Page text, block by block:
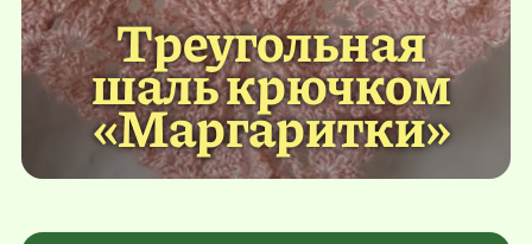
Треугольная
шаль крючком
«Маргаритки»